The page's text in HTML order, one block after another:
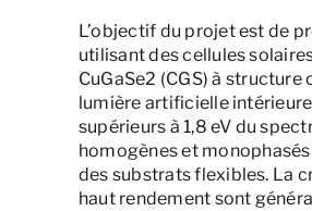
L’objectif du projet est de
utilisant des cellules
CuGaSe2 (CGS) à
lumière artificielle
supérieurs à 1,8 eV du
homogènes et
des substrats flexibles. La
haut rendement sont